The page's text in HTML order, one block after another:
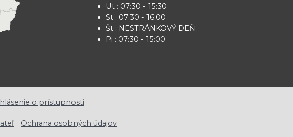
Ut : 07:30 - 15:30
St : 07:30 - 16:00
Št : NESTRÁNKOVÝ DEŇ
Pi : 07:30 - 15:00
o prístupnosti
Ochrana osobných údajov